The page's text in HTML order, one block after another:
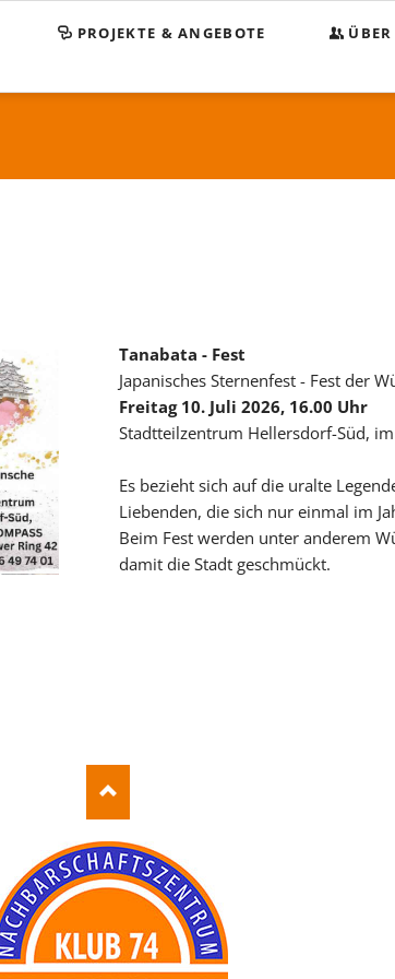
PROJEKTE & ANGEBOTE
Tanabata - Fest
Japanisches Sternenfest - Fest der
Freitag 10. Juli 2026, 16.00 Uhr
Stadtteilzentrum Hellersdorf-Süd, im
Es bezieht sich auf die uralte
Liebenden, die sich nur einmal im
Beim Fest werden unter anderem
damit die Stadt geschmückt.